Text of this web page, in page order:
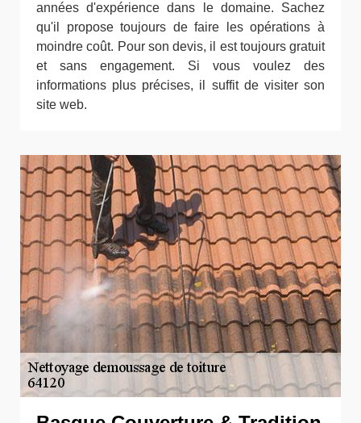
années d'expérience dans le domaine. Sachez
qu'il propose toujours de faire les opérations à
moindre coût. Pour son devis, il est toujours gratuit
et sans engagement. Si vous voulez des
informations plus précises, il suffit de visiter son
site web.